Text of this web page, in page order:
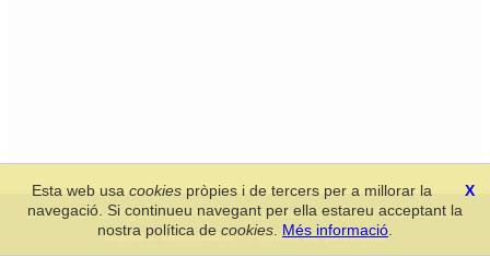
Secció de Llengua i Lliteratura Valencianes-Real Acadèmia de
Cultura Valenciana-Política de privacitat
X
Esta web usacookies pròpies i de tercers per a millorar la
navegació. Si continueu navegant per ella estareu acceptant la
nostra política de cookies Més informació